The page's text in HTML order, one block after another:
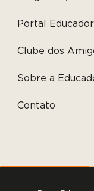
Portal
Clube dos
Sobre a
Contato